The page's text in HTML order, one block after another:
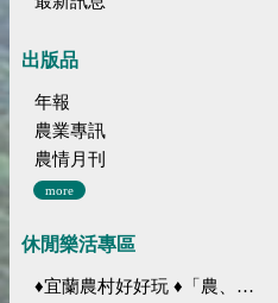
出版品
年報
農業專訊
農情月刊
more
休閒樂活專區
♦宜蘭農村好好玩 ♦「農、藝、山、水」四條遊程推薦